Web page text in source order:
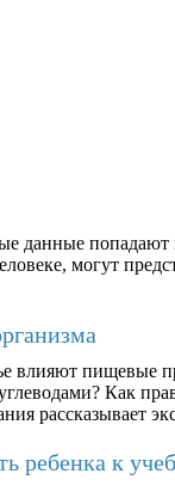
данные попадают
могут
влияют пищевые
Как
рассказывает
ребенка к